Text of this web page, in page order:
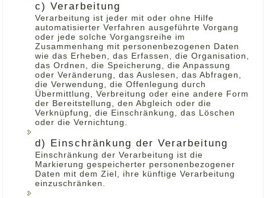
c) Verarbeitung
Verarbeitung ist jeder mit oder ohne Hilfe
automatisierter Verfahren ausgeführte Vorgang
oder jede solche Vorgangsreihe im
Zusammenhang mit personenbezogenen Daten
wie das Erheben, das Erfassen, die Organisation,
das Ordnen, die Speicherung, die Anpassung
oder Veränderung, das Auslesen, das Abfragen,
die Verwendung, die Offenlegung durch
Übermittlung, Verbreitung oder eine andere Form
der Bereitstellung, den Abgleich oder die
Verknüpfung, die Einschränkung, das Löschen
oder die Vernichtung.
d) Einschränkung der Verarbeitung
Einschränkung der Verarbeitung ist die
Markierung gespeicherter personenbezogener
Daten mit dem Ziel, ihre künftige Verarbeitung
einzuschränken.